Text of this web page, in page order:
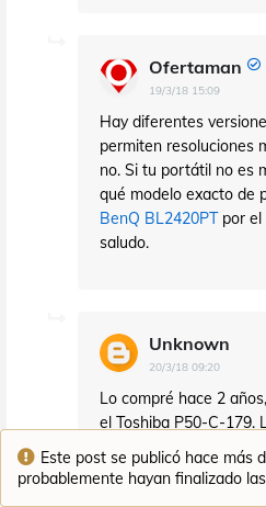
Este post se publicó hace más
probablemente hayan finalizado
Ofertaman
19/3/18 15:09
Hay diferentes
permiten resoluciones
no. Si tu portátil no es
qué modelo exacto de
BenQ BL2420PTpor el
saludo.
Unknown
20/3/18 09:20
Lo compré hace 2
el Toshiba P50-C-179.
especificación, diría
confirmármelo. Gracias!